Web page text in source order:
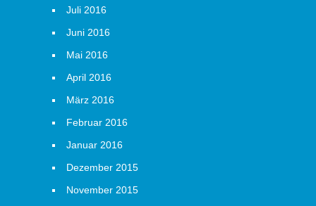
Juli 2016
Juni 2016
Mai 2016
April 2016
März 2016
Februar 2016
Januar 2016
Dezember 2015
November 2015